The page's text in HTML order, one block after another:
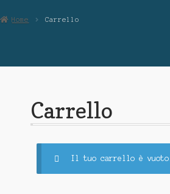
Home Carrello
Carrello
Il tuo carrello è vuoto.